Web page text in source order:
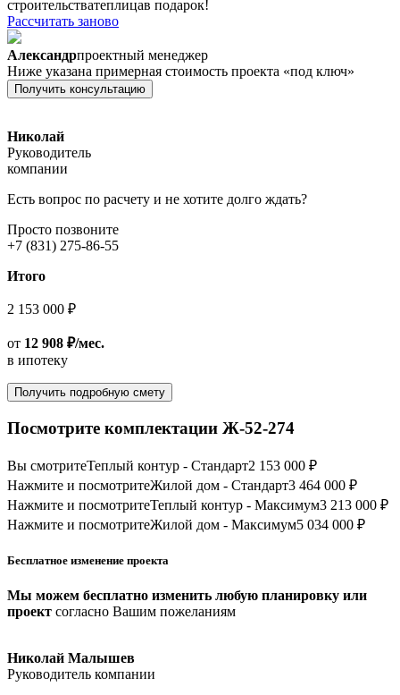
строительстватеплицав подарок!
Рассчитать заново
Александрпроектный менеджер
Ниже указана примерная стоимость проекта «под ключ»
Получить консультацию
Николай
Руководитель
компании
Есть вопрос по расчету и не хотите долго ждать?
Просто позвоните
+7 (831) 275-86-55
Итого
2 153 000 ₽
от 12 908 ₽/мес.
в ипотеку
Получить подробную смету
Посмотрите комплектации Ж-52-274
Вы смотритеТеплый контур - Стандарт2 153 000 ₽
Нажмите и посмотритеЖилой дом - Стандарт3 464 000 ₽
Нажмите и посмотритеТеплый контур - Максимум3 213 000 ₽
Нажмите и посмотритеЖилой дом - Максимум5 034 000 ₽
Бесплатное изменение проекта
Мы можем бесплатно изменить любую планировку или
проект согласно Вашим пожеланиям
Николай Малышев
Руководитель компании